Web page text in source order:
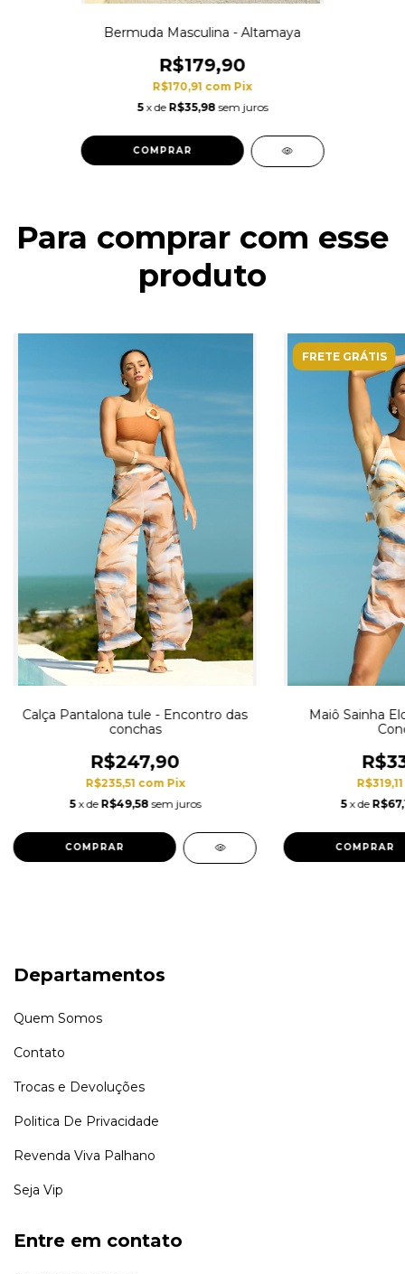
Bermuda Masculina - Altamaya
R$179,90
R$170,91 com Pix
5 x de R$35,98 sem juros
COMPRAR
Para comprar com esse
produto
Calça Pantalona tule - Encontro das
conchas
R$247,90
R$235,51 com Pix
5 x de R$49,58 sem juros
COMPRAR
FRETE GRÁTIS
Maiô Sainha
R$319,11
5 x de
COMPRAR
Departamentos
Quem Somos
Contato
Trocas e Devoluções
Politica De Privacidade
Revenda Viva Palhano
Seja Vip
Entre em contato